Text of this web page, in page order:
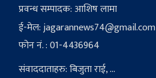
प्रवन्ध सम्पादक: आशिष लामा
ई-मेल:jagarannews74@gmail.com
फोन नं. : 01-4436964
संवाददाताहरु: बिजुता राई, ...